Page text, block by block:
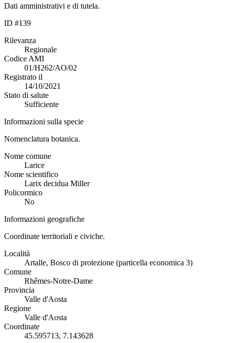
Dati amministrativi e di tutela.
ID #139
Rilevanza
Regionale
Codice AMI
01/H262/AO/02
Registrato il
14/10/2021
Stato di salute
Sufficiente
Informazioni sulla specie
Nomenclatura botanica.
Nome comune
Larice
Nome scientifico
Larix decidua Miller
Policormico
No
Informazioni geografiche
Coordinate territoriali e civiche.
Località
Artalle, Bosco di protezione (particella economica 3)
Comune
Rhêmes-Notre-Dame
Provincia
Valle d'Aosta
Regione
Valle d'Aosta
Coordinate
45.595713, 7.143628